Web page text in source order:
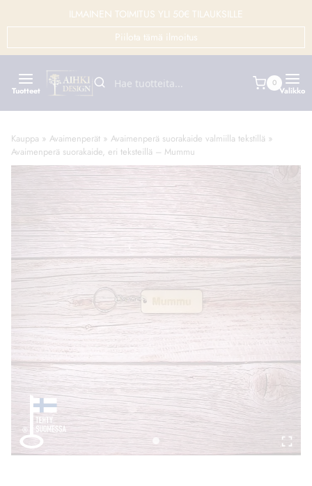
sisältöön
ILMAINEN TOIMITUS YLI 50€ TILAUKSILLE
Piilota tämä ilmoitus
Tuotteet
0
Valikko
Kauppa » Avaimenperät » Avaimenperä suorakaide valmiilla tekstillä »
Avaimenperä suorakaide, eri teksteillä – Mummu